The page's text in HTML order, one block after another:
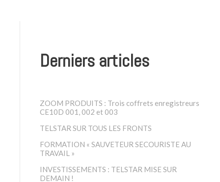
Derniers articles
ZOOM PRODUITS : Trois coffrets enregistreurs
CE10D 001, 002 et 003
TELSTAR SUR TOUS LES FRONTS
FORMATION « SAUVETEUR SECOURISTE AU
TRAVAIL »
INVESTISSEMENTS : TELSTAR MISE SUR
DEMAIN !